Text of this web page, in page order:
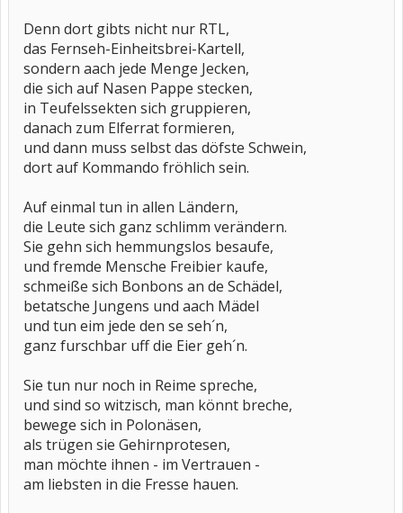
Denn dort gibts nicht nur RTL,
das Fernseh-Einheitsbrei-Kartell,
sondern aach jede Menge Jecken,
die sich auf Nasen Pappe stecken,
in Teufelssekten sich gruppieren,
danach zum Elferrat formieren,
und dann muss selbst das döfste Schwein,
dort auf Kommando fröhlich sein.
Auf einmal tun in allen Ländern,
die Leute sich ganz schlimm verändern.
Sie gehn sich hemmungslos besaufe,
und fremde Mensche Freibier kaufe,
schmeiße sich Bonbons an de Schädel,
betatsche Jungens und aach Mädel
und tun eim jede den se seh´n,
ganz furschbar uff die Eier geh´n.
Sie tun nur noch in Reime spreche,
und sind so witzisch, man könnt breche,
bewege sich in Polonäsen,
als trügen sie Gehirnprotesen,
man möchte ihnen - im Vertrauen -
am liebsten in die Fresse hauen.